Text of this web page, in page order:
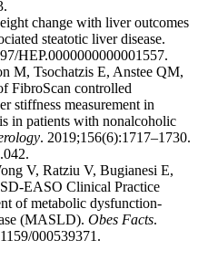
change with liver outcomes
steatotic liver disease.
HEP.0000000000001557.
M, Tsochatzis E, Anstee QM,
FibroScan controlled
stiffness measurement in
in patients with nonalcoholic
. 2019;156(6):1717–1730.
V, Ratziu V, Bugianesi E,
EASO Clinical Practice
of metabolic dysfunction-
(MASLD). Obes Facts.
000539371.